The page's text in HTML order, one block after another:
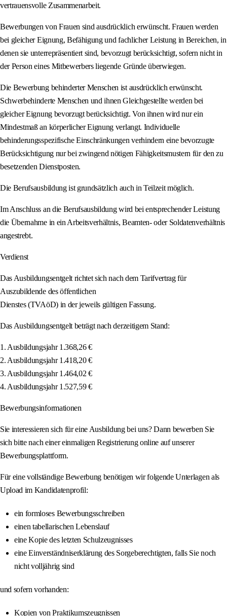
vertrauensvolle Zusammenarbeit.
Bewerbungen von Frauen sind ausdrücklich erwünscht. Frauen werden
bei gleicher Eignung, Befähigung und fachlicher Leistung in Bereichen, in
denen sie unterrepräsentiert sind, bevorzugt berücksichtigt, sofern nicht in
der Person eines Mitbewerbers liegende Gründe überwiegen.
Die Bewerbung behinderter Menschen ist ausdrücklich erwünscht.
Schwerbehinderte Menschen und ihnen Gleichgestellte werden bei
gleicher Eignung bevorzugt berücksichtigt. Von ihnen wird nur ein
Mindestmaß an körperlicher Eignung verlangt. Individuelle
behinderungsspezifische Einschränkungen verhindern eine bevorzugte
Berücksichtigung nur bei zwingend nötigen Fähigkeitsmustern für den zu
besetzenden Dienstposten.
Die Berufsausbildung ist grundsätzlich auch in Teilzeit möglich.
Im Anschluss an die Berufsausbildung wird bei entsprechender Leistung
die Übernahme in ein Arbeitsverhältnis, Beamten- oder Soldatenverhältnis
angestrebt.
Verdienst
Das Ausbildungsentgelt richtet sich nach dem Tarifvertrag für
Auszubildende des öffentlichen
Dienstes (TVAöD) in der jeweils gültigen Fassung.
Das Ausbildungsentgelt beträgt nach derzeitigem Stand:
1. Ausbildungsjahr 1.368,26 €
2. Ausbildungsjahr 1.418,20 €
3. Ausbildungsjahr 1.464,02 €
4. Ausbildungsjahr 1.527,59 €
Bewerbungsinformationen
Sie interessieren sich für eine Ausbildung bei uns? Dann bewerben Sie
sich bitte nach einer einmaligen Registrierung online auf unserer
Bewerbungsplattform.
Für eine vollständige Bewerbung benötigen wir folgende Unterlagen als
Upload im Kandidatenprofil:
ein formloses Bewerbungsschreiben
einen tabellarischen Lebenslauf
eine Kopie des letzten Schulzeugnisses
eine Einverständniserklärung des Sorgeberechtigten, falls Sie noch
nicht volljährig sind
und sofern vorhanden:
Kopien von Praktikumszeugnissen